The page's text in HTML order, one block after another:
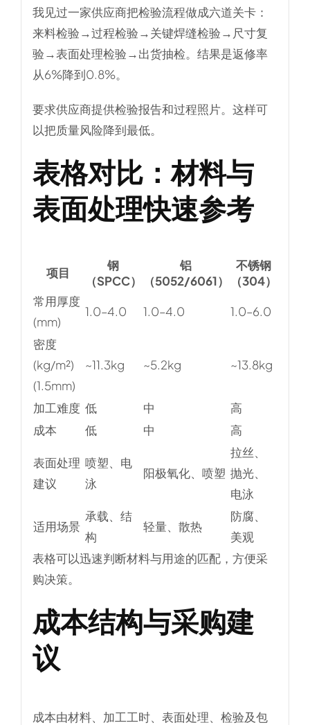
我见过一家供应商把检验流程做成六道关卡：
来料检验→过程检验→关键焊缝检验→尺寸复
验→表面处理检验→出货抽检。结果是返修率
从6%降到0.8%。
要求供应商提供检验报告和过程照片。这样可
以把质量风险降到最低。
表格对比：材料与
表面处理快速参考
项目
钢
（SPCC）
铝
（5052/6061）
不锈钢
（304）
常用厚度
(mm)
1.0–4.0 1.0–4.0 1.0–6.0
密度
(kg/m²)
(1.5mm)
~11.3kg ~5.2kg ~13.8kg
加工难度 低 中
高
成本
低 中 高
表面处理
建议
喷塑、电
泳
阳极氧化、喷塑
拉丝、
抛光、
电泳
适用场景
承载、结
构
轻量、散热
防腐、
美观
表格可以迅速判断材料与用途的匹配，方便采
购决策。
成本结构与采购建
议
成本由材料、加工工时、表面处理、检验及包